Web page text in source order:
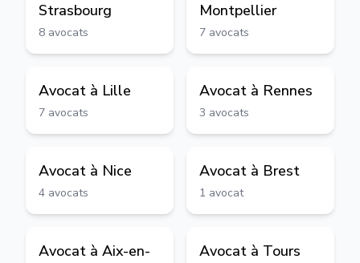
Strasbourg
8 avocats
Montpellier
7 avocats
Avocat à Lille
7 avocats
Avocat à Rennes
3 avocats
Avocat à Nice
4 avocats
Avocat à Brest
1 avocat
Avocat à Aix-en-
Avocat à Tours